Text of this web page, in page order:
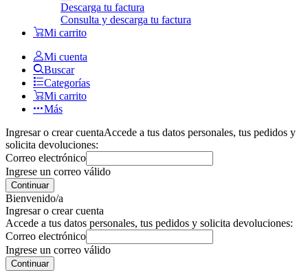
Descarga tu factura
Consulta y descarga tu factura
Mi carrito
Mi cuenta
Buscar
Categorías
Mi carrito
Más
Ingresar o crear cuentaAccede a tus datos personales, tus pedidos y
solicita devoluciones:
Correo electrónico
Ingrese un correo válido
Continuar
Bienvenido/a
Ingresar o crear cuenta
Accede a tus datos personales, tus pedidos y solicita devoluciones:
Correo electrónico
Ingrese un correo válido
Continuar